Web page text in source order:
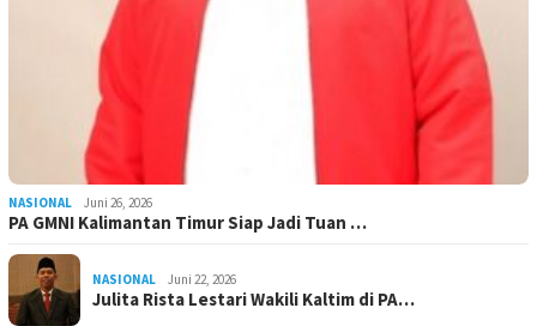
NASIONAL Juni 26, 2026
PA GMNI Kalimantan Timur Siap Jadi Tuan …
NASIONAL Juni 22, 2026
Julita Rista Lestari Wakili Kaltim di PA…